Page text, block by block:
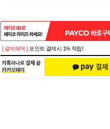
[ 결제혜택 ] 포인트 결제시 1% 적립!